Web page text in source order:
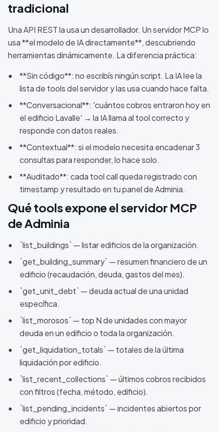
tradicional
Una API REST la usa un desarrollador. Un servidor MCP lo
usa **el modelo de IA directamente**, descubriendo
herramientas dinámicamente. La diferencia práctica:
**Sin código**: no escribís ningún script. La IA lee la
lista de tools del servidor y las usa cuando hace falta.
**Conversacional**: 'cuántos cobros entraron hoy en
el edificio Lavalle' → la IA llama al tool correcto y
responde con datos reales.
**Contextual**: si el modelo necesita encadenar 3
consultas para responder, lo hace solo.
**Auditado**: cada tool call queda registrado con
timestamp y resultado en tu panel de Adminia.
Qué tools expone el servidor MCP
de Adminia
`list_buildings` — listar edificios de la organización.
`get_building_summary` — resumen financiero de un
edificio (recaudación, deuda, gastos del mes).
`get_unit_debt` — deuda actual de una unidad
específica.
`list_morosos` — top N de unidades con mayor
deuda en un edificio o toda la organización.
`get_liquidation_totals` — totales de la última
liquidación por edificio.
`list_recent_collections` — últimos cobros recibidos
con filtros (fecha, método, edificio).
`list_pending_incidents` — incidentes abiertos por
edificio y prioridad.